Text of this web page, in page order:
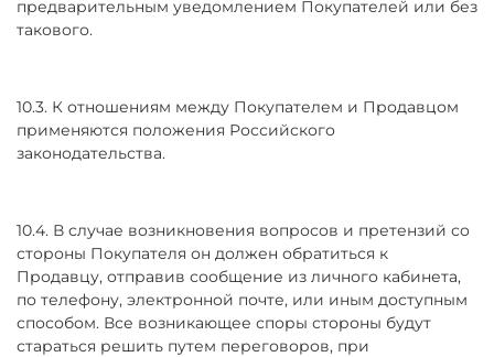
предварительным уведомлением Покупателей или без
такового.
10.3. К отношениям между Покупателем и Продавцом
применяются положения Российского
законодательства.
10.4. В случае возникновения вопросов и претензий со
стороны Покупателя он должен обратиться к
Продавцу, отправив сообщение из личного кабинета,
по телефону, электронной почте, или иным доступным
способом. Все возникающее споры стороны будут
стараться решить путем переговоров, при